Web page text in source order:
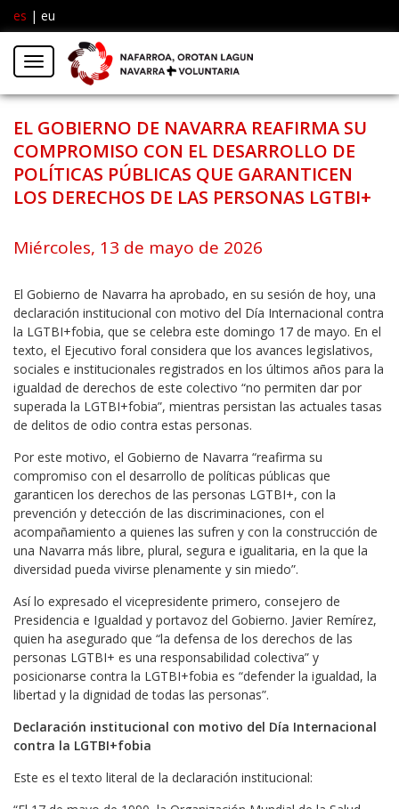
es | eu
Menú
EL GOBIERNO DE NAVARRA REAFIRMA SU
COMPROMISO CON EL DESARROLLO DE
POLÍTICAS PÚBLICAS QUE GARANTICEN
LOS DERECHOS DE LAS PERSONAS LGTBI+
Miércoles, 13 de mayo de 2026
El Gobierno de Navarra ha aprobado, en su sesión de hoy, una
declaración institucional con motivo del Día Internacional contra
la LGTBI+fobia, que se celebra este domingo 17 de mayo. En el
texto, el Ejecutivo foral considera que los avances legislativos,
sociales e institucionales registrados en los últimos años para la
igualdad de derechos de este colectivo “no permiten dar por
superada la LGTBI+fobia”, mientras persistan las actuales tasas
de delitos de odio contra estas personas.
Por este motivo, el Gobierno de Navarra “reafirma su
compromiso con el desarrollo de políticas públicas que
garanticen los derechos de las personas LGTBI+, con la
prevención y detección de las discriminaciones, con el
acompañamiento a quienes las sufren y con la construcción de
una Navarra más libre, plural, segura e igualitaria, en la que la
diversidad pueda vivirse plenamente y sin miedo”.
Así lo expresado el vicepresidente primero, consejero de
Presidencia e Igualdad y portavoz del Gobierno. Javier Remírez,
quien ha asegurado que “la defensa de los derechos de las
personas LGTBI+ es una responsabilidad colectiva” y
posicionarse contra la LGTBI+fobia es “defender la igualdad, la
libertad y la dignidad de todas las personas”.
Declaración institucional con motivo del Día Internacional
contra la LGTBI+fobia
Este es el texto literal de la declaración institucional: